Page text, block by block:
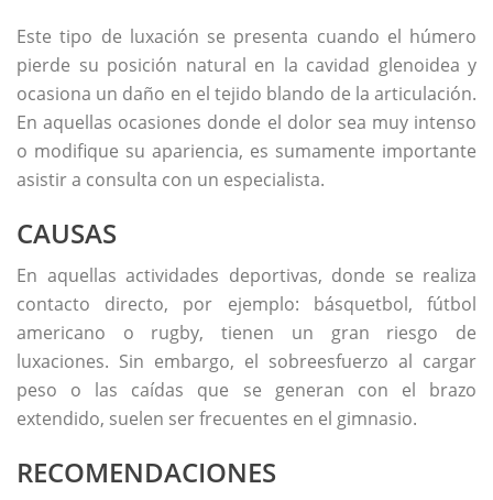
Este tipo de luxación se presenta cuando el húmero
pierde su posición natural en la cavidad glenoidea y
ocasiona un daño en el tejido blando de la articulación.
En aquellas ocasiones donde el dolor sea muy intenso
o modifique su apariencia, es sumamente importante
asistir a consulta con un especialista.
CAUSAS
En aquellas actividades deportivas, donde se realiza
contacto directo, por ejemplo: básquetbol, fútbol
americano o rugby, tienen un gran riesgo de
luxaciones. Sin embargo, el sobreesfuerzo al cargar
peso o las caídas que se generan con el brazo
extendido, suelen ser frecuentes en el gimnasio.
RECOMENDACIONES